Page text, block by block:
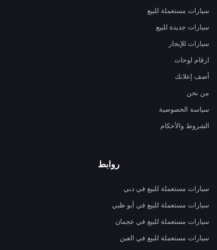
سيارات مستعملة للبيع
سيارات جديدة للبيع
سيارات للإيجار
ارقام لوحات
أضف إعلانك
من نحن
سياسة الخصوصية
الشروط والأحكام
روابط
سيارات مستعملة للبيع في دبي
سيارات مستعملة للبيع في أبو ظبي
سيارات مستعملة للبيع في عجمان
سيارات مستعملة للبيع في العين